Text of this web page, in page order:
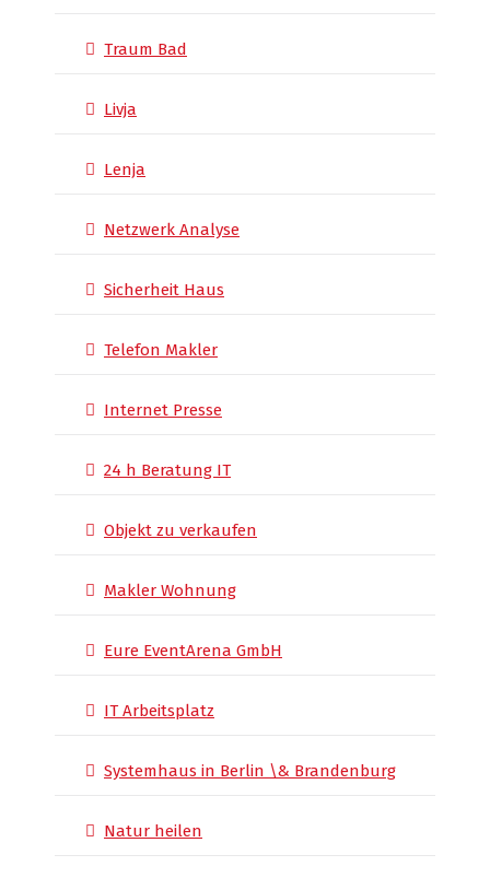
Traum Bad
Livja
Lenja
Netzwerk Analyse
Sicherheit Haus
Telefon Makler
Internet Presse
24 h Beratung IT
Objekt zu verkaufen
Makler Wohnung
Eure EventArena GmbH
IT Arbeitsplatz
Systemhaus in Berlin \& Brandenburg
Natur heilen